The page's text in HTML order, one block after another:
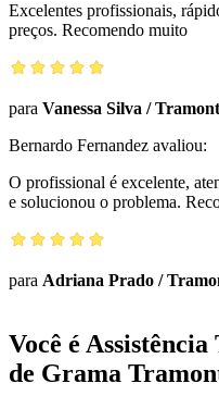
Excelentes profissionais,
preços. Recomendo muito
para Vanessa Silva /
Bernardo Fernandez avaliou:
O profissional é excelente,
e solucionou o problema.
para Adriana Prado /
Você é
de Grama